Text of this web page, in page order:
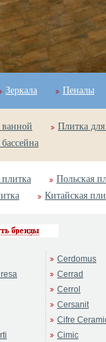
Зеркала Пеналы
Плитка
плитка Польская
Китайская
Cerdomus
Cerrad
Cerrol
Cersanit
Cifre
Cimic